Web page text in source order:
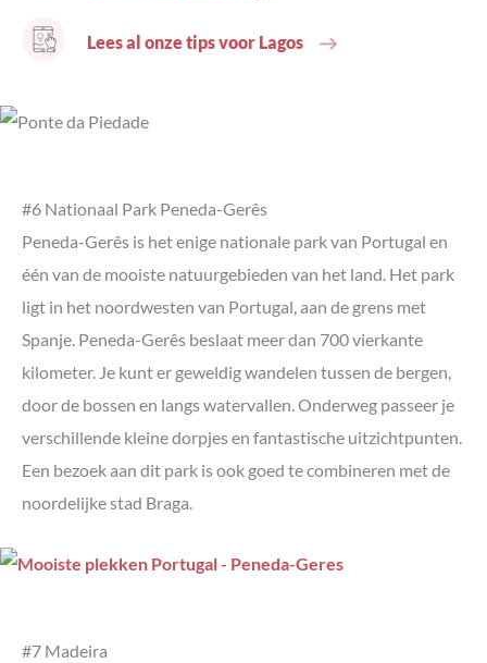
Lees al onze tips voor Lagos
#6 Nationaal Park Peneda-Gerês
Peneda-Gerês is het enige nationale park van Portugal en
één van de mooiste natuurgebieden van het land. Het park
ligt in het noordwesten van Portugal, aan de grens met
Spanje. Peneda-Gerês beslaat meer dan 700 vierkante
kilometer. Je kunt er geweldig wandelen tussen de bergen,
door de bossen en langs watervallen. Onderweg passeer je
verschillende kleine dorpjes en fantastische uitzichtpunten.
Een bezoek aan dit park is ook goed te combineren met de
noordelijke stad Braga.
#7 Madeira